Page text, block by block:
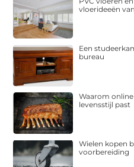
vloerideeën
Een
bureau
Waarom
levensstijl past
Wielen kopen
voorbereiding